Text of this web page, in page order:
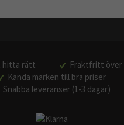
hitta rätt
Fraktfritt över
Kända märken till bra priser
Snabba leveranser (1-3 dagar)